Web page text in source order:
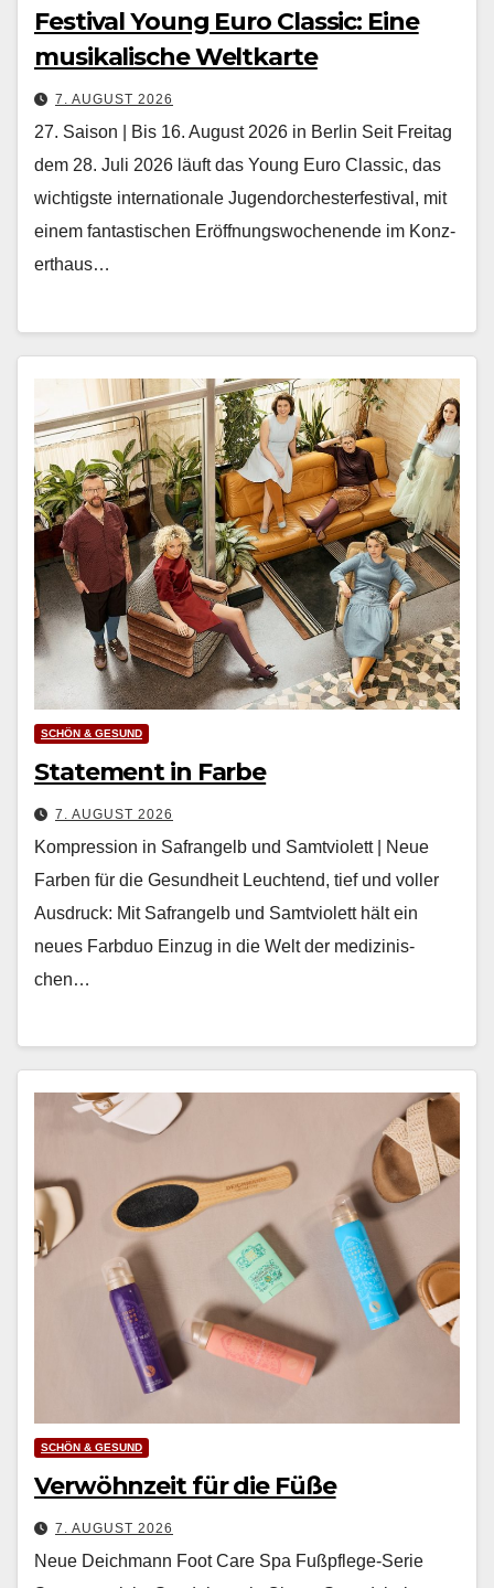
Festival Young Euro Classic: Eine
musikalische Weltkarte
7. AUGUST 2026
27. Saison | Bis 16. August 2026 in Berlin Seit Fre­itag
dem 28. Juli 2026 läuft das Young Euro Clas­sic, das
wichtig­ste inter­na­tionale Ju­gendorchesterfestival, mit
einem fan­tastis­chen Eröff­nungswoch­enende im Konz­
erthaus…
SCHÖN & GESUND
Statement in Farbe
7. AUGUST 2026
Kompression in Safrangelb und Samtviolett | Neue
Farben für die Gesundheit Leuch­t­end, tief und voller
Aus­druck: Mit Safrangelb und Samtvi­o­lett hält ein
neues Farb­duo Einzug in die Welt der medi­zinis­
chen…
SCHÖN & GESUND
Verwöhnzeit für die Füße
7. AUGUST 2026
Neue Deichmann Foot Care Spa Fußpflege-Serie